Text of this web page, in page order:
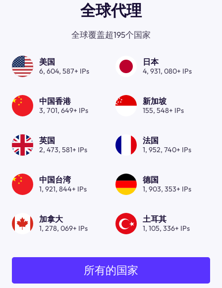
全球代理
全球覆盖超195个国家
美国
6, 604, 587+ IPs
日本
4, 931, 080+ IPs
中国香港
3, 701, 649+ IPs
新加坡
155, 548+ IPs
英国
2, 473, 581+ IPs
法国
1, 952, 740+ IPs
中国台湾
1, 921, 844+ IPs
德国
1, 903, 353+ IPs
加拿大
1, 278, 069+ IPs
土耳其
1, 105, 336+ IPs
所有的国家